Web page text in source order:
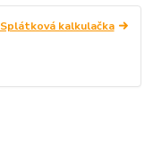
Splátková kalkulačka